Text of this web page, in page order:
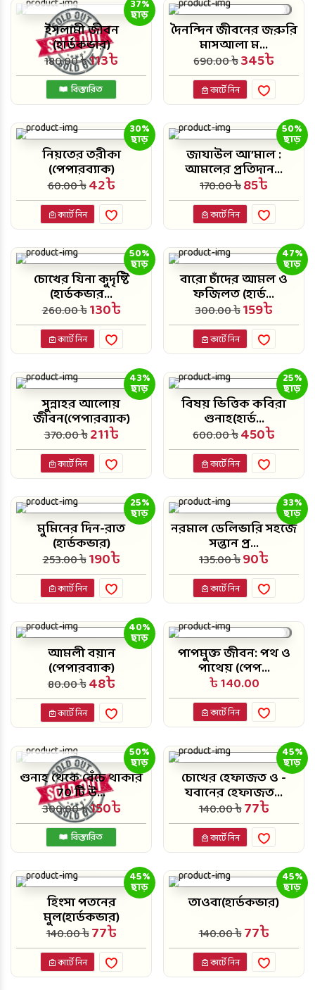
37%
ছাড়
ইসলামী জীবন
(হার্ডকভার)
180.00 ৳113৳
বিস্তারিত
দৈনন্দিন জীবনের জরুরি
মাসআলা ম...
690.00 ৳345৳
কার্টে নিন
30%
ছাড়
নিয়তের তরীকা
(পেপারব্যাক)
60.00 ৳42৳
কার্টে নিন
50%
ছাড়
জাযাউল আ’মাল :
আমলের প্রতিদান...
170.00 ৳85৳
কার্টে নিন
50%
ছাড়
চোখের যিনা কুদৃষ্টি
(হার্ডকভার...
260.00 ৳130৳
কার্টে নিন
47%
ছাড়
বারো চাঁদের আমল ও
ফজিলত (হার্ড...
300.00 ৳159৳
কার্টে নিন
43%
ছাড়
সুন্নাহর আলোয়
জীবন(পেপারব্যাক)
370.00 ৳211৳
কার্টে নিন
25%
ছাড়
বিষয় ভিত্তিক কবিরা
গুনাহ(হার্ড...
600.00 ৳450৳
কার্টে নিন
25%
ছাড়
মুমিনের দিন-রাত
(হার্ডকভার)
253.00 ৳190৳
কার্টে নিন
33%
ছাড়
নরমাল ডেলিভারি সহজে
সন্তান প্র...
135.00 ৳90৳
কার্টে নিন
40%
ছাড়
আমলী বয়ান
(পেপারব্যাক)
80.00 ৳48৳
কার্টে নিন
পাপমুক্ত জীবন: পথ ও
পাথেয় (পেপ...
৳ 140.00
কার্টে নিন
50%
ছাড়
গুনাহ থেকে বেঁচে থাকার
70 টি উ...
300.00 ৳150৳
বিস্তারিত
45%
ছাড়
চোখের হেফাজত ও -
যবানের হেফাজত...
140.00 ৳77৳
কার্টে নিন
45%
ছাড়
হিংসা পতনের
মুল(হার্ডকভার)
140.00 ৳77৳
কার্টে নিন
45%
ছাড়
তাওবা(হার্ডকভার)
140.00 ৳77৳
কার্টে নিন